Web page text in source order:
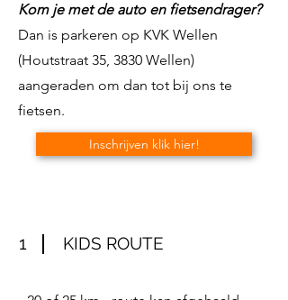
Kom je met de auto en fietsendrager?
Dan is parkeren op KVK Wellen
(Houtstraat 35, 3830 Wellen)
aangeraden om dan tot bij ons te
fietsen.
Inschrijven klik hier!
1 KIDS ROUTE